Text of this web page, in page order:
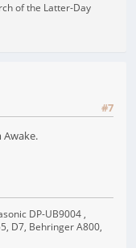
of the Latter-Day
#7
DP-UB9004 ,
D7, Behringer A800,